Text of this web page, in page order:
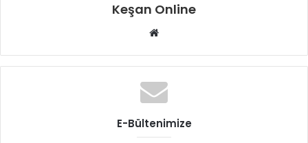
Keşan Online
Web
E-Bültenimize